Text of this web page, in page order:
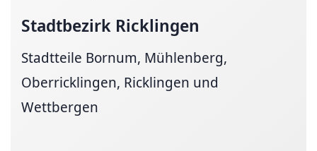
Stadtbezirk Ricklingen
Stadtteile Bornum, Mühlenberg,
Oberricklingen, Ricklingen und
Wettbergen